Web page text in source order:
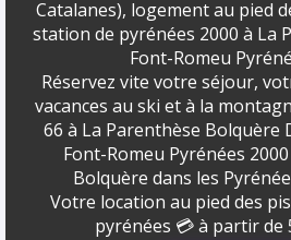
Catalanes), logement au pied
station de pyrénées 2000 à La
Font-Romeu
Réservez vite votre séjour,
vacances au ski et à la
66 à La Parenthèse Bolquère
Font-Romeu Pyrénées
Bolquère dans les
Votre location au pied des
pyrénées 💳 à partir de